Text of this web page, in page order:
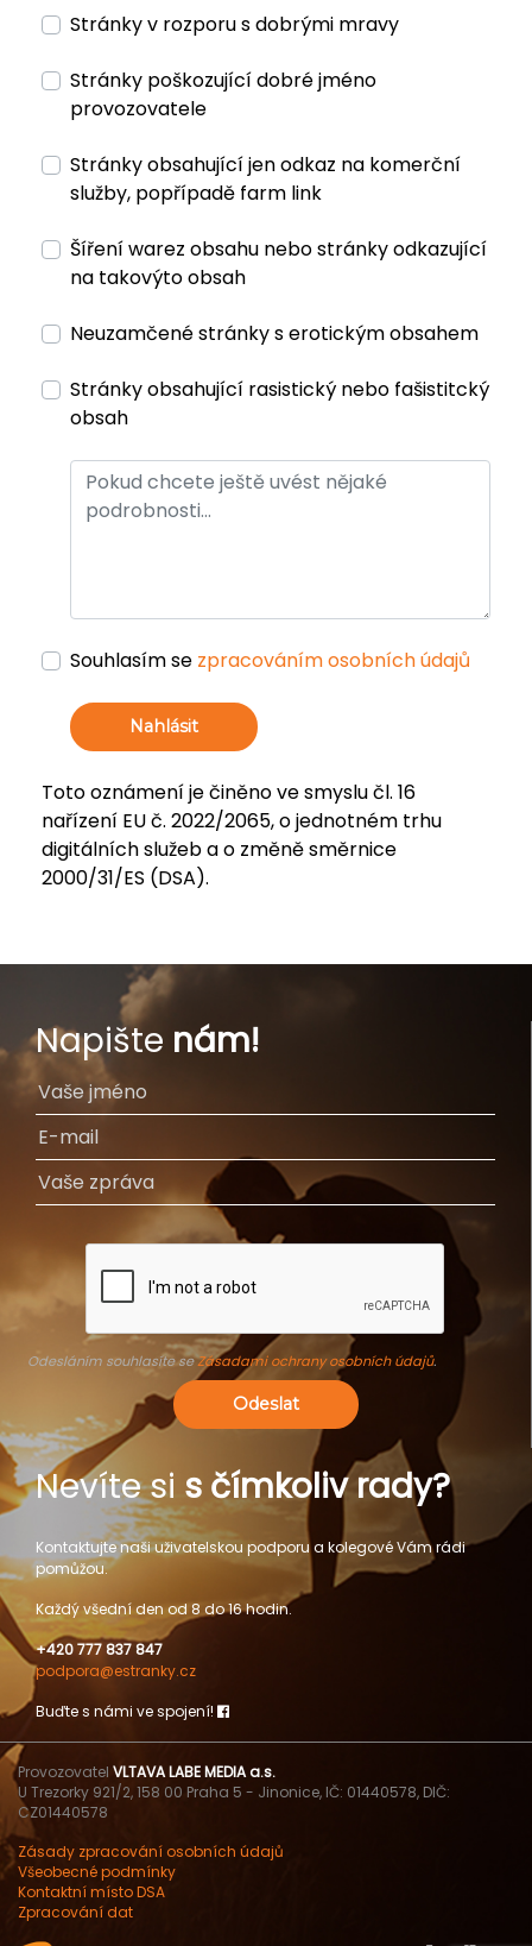
Stránky v rozporu s dobrými mravy
Stránky poškozující dobré jméno
provozovatele
Stránky obsahující jen odkaz na komerční
služby, popřípadě farm link
Šíření warez obsahu nebo stránky odkazující
na takovýto obsah
Neuzamčené stránky s erotickým obsahem
Stránky obsahující rasistický nebo fašistitcký
obsah
Souhlasím se zpracováním osobních údajů
Nahlásit
Toto oznámení je činěno ve smyslu čl. 16
nařízení EU č. 2022/2065, o jednotném trhu
digitálních služeb a o změně směrnice
2000/31/ES (DSA).
Napište nám!
Odesláním souhlasíte seZásadami ochrany osobních údajů.
Odeslat
Nevíte si s čímkoliv rady?
Kontaktujte naši uživatelskou podporu a kolegové Vám rádi
pomůžou.
Každý všední den od 8 do 16 hodin.
+420 777 837 847
podpora@estranky.cz
Buďte s námi ve spojení!
Provozovatel VLTAVA LABE MEDIA a.s.
U Trezorky 921/2, 158 00 Praha 5 - Jinonice, IČ: 01440578, DIČ:
CZ01440578
Zásady zpracování osobních údajů
Všeobecné podmínky
Kontaktní místo DSA
Zpracování dat